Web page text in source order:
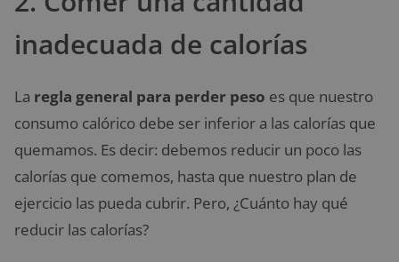
inadecuada de calorías
La regla general para perder peso es que nuestro
consumo calórico debe ser inferior a las calorías que
quemamos. Es decir: debemos reducir un poco las
calorías que comemos, hasta que nuestro plan de
ejercicio las pueda cubrir. Pero, ¿Cuánto hay qué
reducir las calorías?